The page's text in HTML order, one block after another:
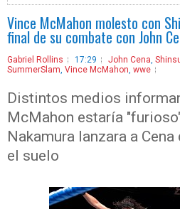
Vince McMahon molesto con
final de su combate con John
Gabriel Rollins 17:29 John Cena,
SummerSlam, Vince McMahon, wwe
Distintos medios
McMahon estaría
Nakamura lanzara a
el suelo